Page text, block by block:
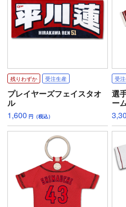
残りわずか 受注生産
プレイヤーズフェイスタオ
ル
1,600 円（税込）
受
選
ー
ム